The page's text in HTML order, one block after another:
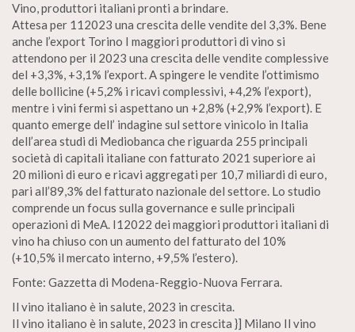
Vino, produttori italiani pronti a brindare.
Attesa per 112023 una crescita delle vendite del 3,3%. Bene
anche l’export Torino I maggiori produttori di vino si
attendono per il 2023 una crescita delle vendite complessive
del +3,3%, +3,1% l’export. A spingere le vendite l’ottimismo
delle bollicine (+5,2% i ricavi complessivi, +4,2% l’export),
mentre i vini fermi si aspettano un +2,8% (+2,9% l’export). E
quanto emerge dell’ indagine sul settore vinicolo in Italia
dell’area studi di Mediobanca che riguarda 255 principali
società di capitali italiane con fatturato 2021 superiore ai
20 milioni di euro e ricavi aggregati per 10,7 miliardi di euro,
pari all’89,3% del fatturato nazionale del settore. Lo studio
comprende un focus sulla governance e sulle principali
operazioni di MeA. I12022 dei maggiori produttori italiani di
vino ha chiuso con un aumento del fatturato del 10%
(+10,5% il mercato interno, +9,5% l’estero).
Fonte: Gazzetta di Modena-Reggio-Nuova Ferrara.
Il vino italiano è in salute, 2023 in crescita.
Il vino italiano è in salute, 2023 in crescita }] Milano Il vino